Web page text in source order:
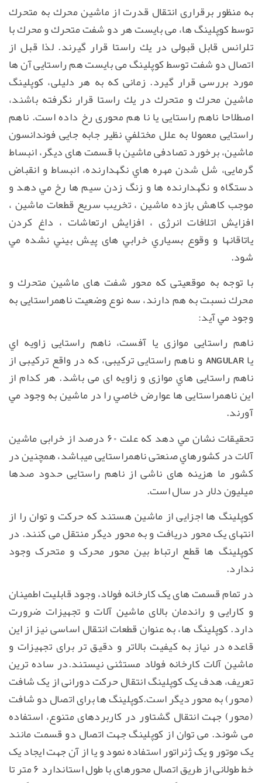
به منظور برقراری انتقال قدرت از ماشین محرك به متحرك
توسط كوپلینگ ها، می بایست هر دو شفت متحرك و محرك با
تلرانس قابل قبولی در يك راستا قرار گیرند. لذا قبل از
اتصال دو شفت توسط كوپلینگ می بایست هم راستایی آن ها
مورد بررسی قرار گیرد. زمانی كه به هر دلیلی، كوپلینگ
ماشين محرك و متحرك در یك راستا قرار نگرفته باشند،
اصطلاحا ناهم راستایی یا نا هم محوری رخ داده است. ناهم
راستایی معمولا به علل مختلفي نظیر جابه جایی فوندانسون
ماشين، برخورد تصادفی ماشین با قسمت های دیگر، انبساط
گرمایی، شل شدن مهره هاي نگهدارنده، انبساط و انقباض
دستگاه و نگهدارنده ها و زنگ زدن سیم ها رخ مي دهد و
موجب كاهش بازده ماشین ، تخریب سریع قطعات ماشین ،
افزایش اتلافات انرژی ، افزایش ارتعاشات ، داغ كردن
ياتاقانها و وقوع بسیاري خرابي های پیش بيني نشده مي
شود.
با توجه به موقعیتی كه محور شفت های ماشین متحرك و
محرك نسبت به هم دارند، سه نوع وضعيت ناهمراستایی به
وجود مي آيد:
ناهم راستايی موازی يا آفست، ناهم راستايی زاويه اي
ياangularو ناهم راستايی تركیبی، كه در واقع تركیبی از
ناهم راستايی هاي موازی و زاويه ای می باشد. هر كدام از
اين ناهمراستايی ها عوارض خاصي را در ماشین به وجود مي
آورند.
تحقیقات نشان مي دهد كه علت ۶۰ درصد از خرابی ماشین
آلات در كشورهاي صنعتی ناهمراستایی میباشد، همچنین در
كشور ما هزینه های ناشی از ناهم راستایی حدود صدها
میلیون دلار در سال است.
کوپلینگ ها اجزایی از ماشین هستند که حرکت و توان را از
انتهای یک محور دریافت و به محور دیگر منتقل می کنند. در
کوپلینگ ها قطع ارتباط بین محور محرک و متحرک وجود
ندارد.
در تمام قسمت های یک کارخانه فولاد، وجود قابلیت اطمینان
و کارایی و راندمان بالای ماشین آلات و تجهیزات ضرورت
دارد. کوپلینگ ها، به عنوان قطعات انتقال اساسی نیز از این
قاعده در نیاز به کیفیت بالاتر و دقیق تر برای تجهیزات و
ماشین آلات کارخانه فولاد مستثنی نیستند.در ساده ترین
تعریف، هدف یک کوپلینگ انتقال حرکت دورانی از یک شافت
(محور) به محور دیگر است.کوپلینگ ها برای اتصال دو شافت
(محور) جهت انتقال گشتاور در کاربردهای متنوع، استفاده
می شوند. می توان از کوپلینگ جهت اتصال دو قسمت مانند
یک موتور و یک ژنراتور استفاده نمود و یا از آن جهت ایجاد یک
خط طولانی از طریق اتصال محورهای با طول استاندارد ۶ متر تا